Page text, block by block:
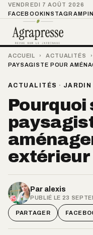
VENDREDI 7 AOÛT 2026
FACEBOOKINSTAGRAM
ACCUEIL › ACTUALITÉS ›
PAYSAGISTE POUR
ACTUALITÉS · JARDIN
Pourquoi
extérieur
Par alexis
PUBLIÉ LE 23
PARTAGER